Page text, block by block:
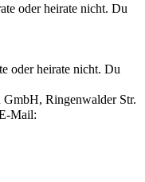
oder heirate nicht. Du
oder heirate nicht. Du
GmbH, Ringenwalder Str.
Mail: